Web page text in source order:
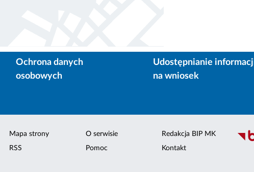
Ochrona danych
osobowych
Udostępnianie
na wniosek
Mapa strony
RSS
O serwisie
Pomoc
Redakcja BIP MK
Kontakt